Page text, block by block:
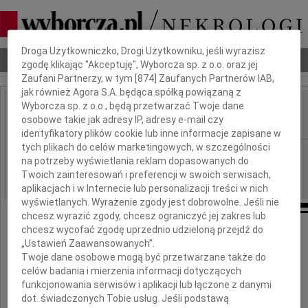
Nekrologi Odeszli Poradnik pogrzebowy
IMIĘ I NAZWISKO: Czarek
REGION: Szczecin
DATA EMISJI: 06.11.2020
Żegnaj Profesorze
Dbamy o Twoją prywatność
Droga Użytkowniczko, Drogi Użytkowniku, jeśli wyrazisz
zgodę klikając "Akceptuję", Wyborcza sp. z o.o. oraz jej
Zaufani Partnerzy, w tym [874 ] Zaufanych Partnerów IAB,
jak również Agora S.A. będąca spółką powiązaną z
Wyborcza sp. z o.o., będą przetwarzać Twoje dane
osobowe takie jak adresy IP, adresy e-mail czy
identyfikatory plików cookie lub inne informacje zapisane w
tych plikach do celów marketingowych, w szczególności
na potrzeby wyświetlania reklam dopasowanych do
Twoich zainteresowań i preferencji w swoich serwisach,
aplikacjach i w Internecie lub personalizacji treści w nich
wyświetlanych. Wyrażenie zgody jest dobrowolne. Jeśli nie
chcesz wyrazić zgody, chcesz ograniczyć jej zakres lub
chcesz wycofać zgodę uprzednio udzieloną przejdź do
„Ustawień Zaawansowanych”.
Twoje dane osobowe mogą być przetwarzane także do
celów badania i mierzenia informacji dotyczących
funkcjonowania serwisów i aplikacji lub łączone z danymi
dot. świadczonych Tobie usług. Jeśli podstawą